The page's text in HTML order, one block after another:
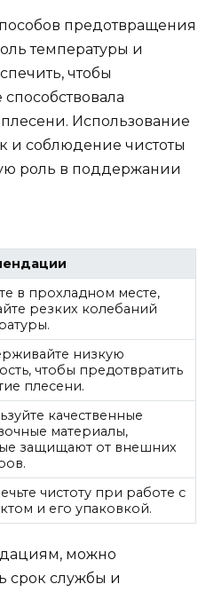
предотвращения
температуры и
чтобы
Использование
и соблюдение чистоты
роль в поддержании
в прохладном месте,
резких колебаний
низкую
чтобы предотвратить
плесени.
качественные
материалы,
защищают от внешних
чистоту при работе с
и его упаковкой.
можно
срок службы и